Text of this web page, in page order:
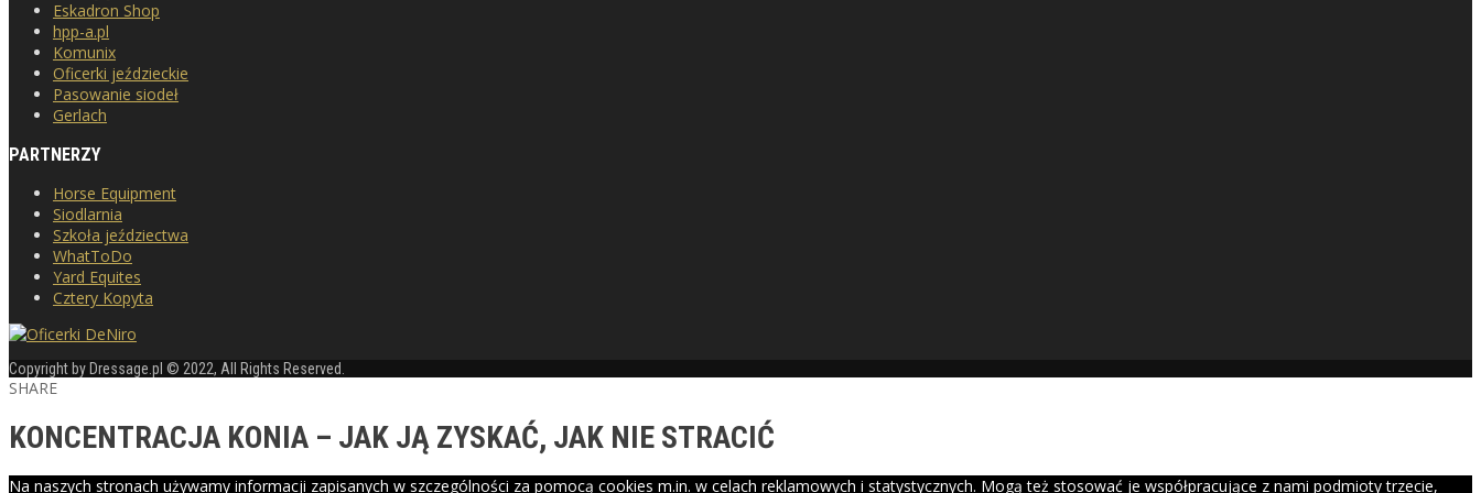
Eskadron Shop
hpp-a.pl
Komunix
Oficerki jeździeckie
Pasowanie siodeł
Gerlach
PARTNERZY
Horse Equipment
Siodlarnia
Szkoła jeździectwa
WhatToDo
Yard Equites
Cztery Kopyta
Copyright by Dressage.pl © 2022, All Rights Reserved.
SHARE
KONCENTRACJA KONIA – JAK JĄ ZYSKAĆ, JAK NIE STRACIĆ
Na naszych stronach używamy informacji zapisanych w szczególności za pomocą cookies m.in. w celach reklamowych i statystycznych. Mogą też stosować je współpracujące z nami podmioty trzecie,